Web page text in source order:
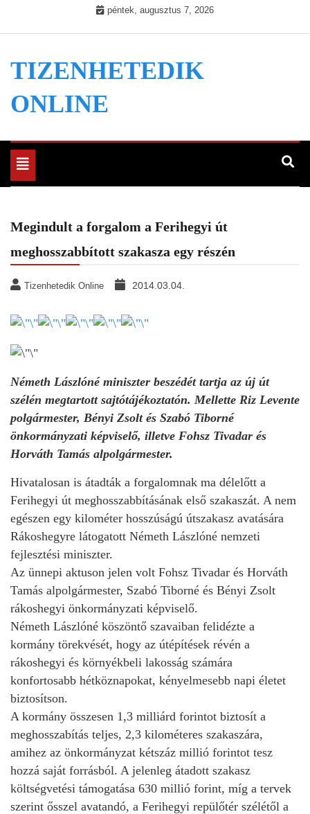
péntek, augusztus 7, 2026
TIZENHETEDIK
ONLINE
Toggle
navigation
Megindult a forgalom a Ferihegyi út
meghosszabbított szakasza egy részén
Tizenhetedik Online 2014.03.04.
Németh Lászlóné miniszter beszédét tartja az új út
szélén megtartott sajtótájékoztatón. Mellette Riz Levente
polgármester, Bényi Zsolt és Szabó Tiborné
önkormányzati képviselő, illetve Fohsz Tivadar és
Horváth Tamás alpolgármester.
Hivatalosan is átadták a forgalomnak ma délelőtt a
Ferihegyi út meghosszabbításának első szakaszát. A nem
egészen egy kilométer hosszúságú útszakasz avatására
Rákoshegyre látogatott Németh Lászlóné nemzeti
fejlesztési miniszter.
Az ünnepi aktuson jelen volt Fohsz Tivadar és Horváth
Tamás alpolgármester, Szabó Tiborné és Bényi Zsolt
rákoshegyi önkormányzati képviselő.
Németh Lászlóné köszöntő szavaiban felidézte a
kormány törekvését, hogy az útépítések révén a
rákoshegyi és környékbeli lakosság számára
konfortosabb hétköznapokat, kényelmesebb napi életet
biztosítson.
A kormány összesen 1,3 milliárd forintot biztosít a
meghosszabítás teljes, 2,3 kilométeres szakaszára,
amihez az önkormányzat kétszáz millió forintot tesz
hozzá saját forrásból. A jelenleg átadott szakasz
költségvetési támogatása 630 millió forint, míg a tervek
szerint ősszel avatandó, a Ferihegyi repülőtér szélétől a